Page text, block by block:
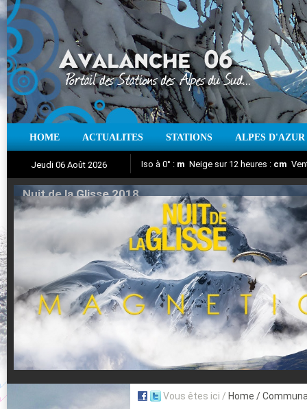
HOME ACTUALITES STATIONS ALPES D'AZUR
Jeudi 06 Août 2026
Aujourd'hui : T° Min : °C T° Max :°C
Iso à 0° : m Neige sur 12 heures : cm
Suivez en direct l'actualité des stations
Nuit de la Glisse 2018
Vous êtes ici / Home /